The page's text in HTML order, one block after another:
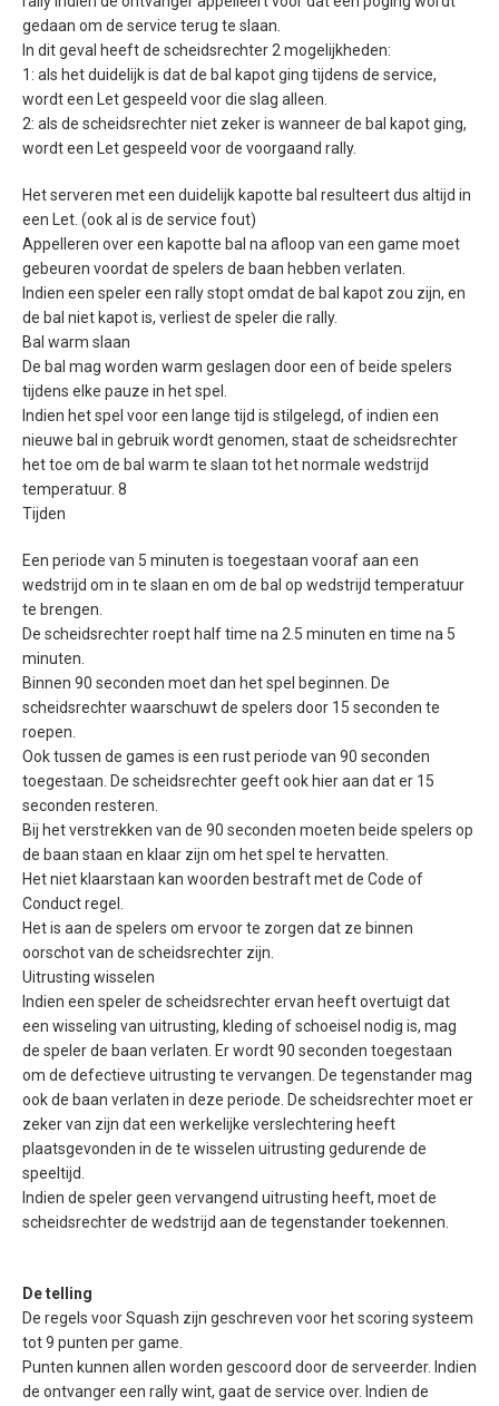
gedaan om de service terug te slaan.
In dit geval heeft de scheidsrechter 2 mogelijkheden:
1: als het duidelijk is dat de bal kapot ging tijdens de service,
wordt een Let gespeeld voor die slag alleen.
2: als de scheidsrechter niet zeker is wanneer de bal kapot ging,
wordt een Let gespeeld voor de voorgaand rally.
Het serveren met een duidelijk kapotte bal resulteert dus altijd in
een Let. (ook al is de service fout)
Appelleren over een kapotte bal na afloop van een game moet
gebeuren voordat de spelers de baan hebben verlaten.
Indien een speler een rally stopt omdat de bal kapot zou zijn, en
de bal niet kapot is, verliest de speler die rally.
Bal warm slaan
De bal mag worden warm geslagen door een of beide spelers
tijdens elke pauze in het spel.
Indien het spel voor een lange tijd is stilgelegd, of indien een
nieuwe bal in gebruik wordt genomen, staat de scheidsrechter
het toe om de bal warm te slaan tot het normale wedstrijd
temperatuur. 8
Tijden
Een periode van 5 minuten is toegestaan vooraf aan een
wedstrijd om in te slaan en om de bal op wedstrijd temperatuur
te brengen.
De scheidsrechter roept half time na 2.5 minuten en time na 5
minuten.
Binnen 90 seconden moet dan het spel beginnen. De
scheidsrechter waarschuwt de spelers door 15 seconden te
roepen.
Ook tussen de games is een rust periode van 90 seconden
toegestaan. De scheidsrechter geeft ook hier aan dat er 15
seconden resteren.
Bij het verstrekken van de 90 seconden moeten beide spelers op
de baan staan en klaar zijn om het spel te hervatten.
Het niet klaarstaan kan woorden bestraft met de Code of
Conduct regel.
Het is aan de spelers om ervoor te zorgen dat ze binnen
oorschot van de scheidsrechter zijn.
Uitrusting wisselen
Indien een speler de scheidsrechter ervan heeft overtuigt dat
een wisseling van uitrusting, kleding of schoeisel nodig is, mag
de speler de baan verlaten. Er wordt 90 seconden toegestaan
om de defectieve uitrusting te vervangen. De tegenstander mag
ook de baan verlaten in deze periode. De scheidsrechter moet er
zeker van zijn dat een werkelijke verslechtering heeft
plaatsgevonden in de te wisselen uitrusting gedurende de
speeltijd.
Indien de speler geen vervangend uitrusting heeft, moet de
scheidsrechter de wedstrijd aan de tegenstander toekennen.
De telling
De regels voor Squash zijn geschreven voor het scoring systeem
tot 9 punten per game.
Punten kunnen allen worden gescoord door de serveerder. Indien
de ontvanger een rally wint, gaat de service over. Indien de